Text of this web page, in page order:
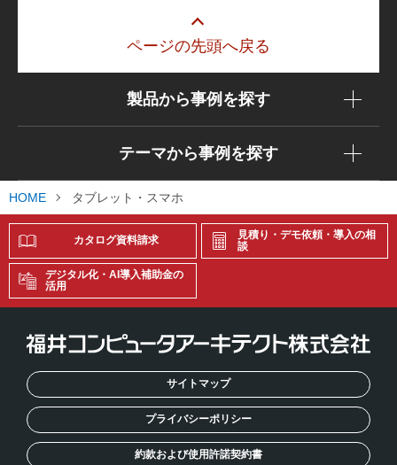
ページの先頭へ戻る
製品から事例を探す
テーマから事例を探す
HOME タブレット・スマホ
カタログ資料請求
見積り・デモ依頼・導入の相
談
デジタル化・AI導入補助金の
活用
サイトマップ
プライバシーポリシー
約款および使用許諾契約書